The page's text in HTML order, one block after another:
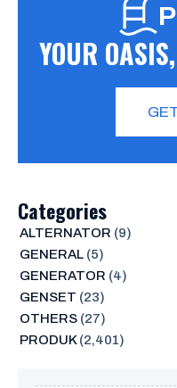
YOUR
Categories
ALTERNATOR (9)
GENERAL(5)
GENERATOR (4)
GENSET (23)
OTHERS(27)
PRODUK(2,401)